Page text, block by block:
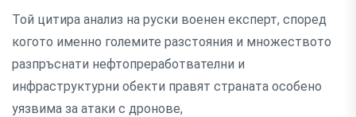
Той цитира анализ на руски военен експерт, според
когото именно големите разстояния и множеството
разпръснати нефтопреработвателни и
инфраструктурни обекти правят страната особено
уязвима за атаки с дронове,